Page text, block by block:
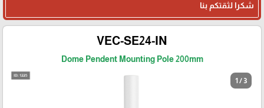
شكرا لثقتكم بنا
VEC-SE24-IN
Dome Pendent Mounting Pole 200mm
1 / 3